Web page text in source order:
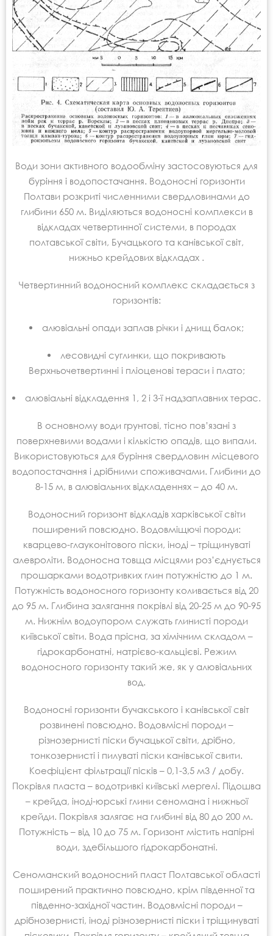
Води зони активного водообміну застосовуються для
буріння і водопостачання. Водоносні горизонти
Полтави розкриті численними свердловинами до
глибини 650 м. Виділяються водоносні комплекси в
відкладах четвертинної системи, в породах
полтавської світи, Бучацького та канівської світ,
нижньо крейдових відкладах .
Четвертинний водоносний комплекс складається з
горизонтів:
алювіальні опади заплав річки і днищ балок;
лесовидні суглинки, що покривають
Верхньочетвертинні і пліоценові тераси і плато;
алювіальні відкладення 1, 2 і 3-ї надзаплавних терас.
В основному води грунтові, тісно пов’язані з
поверхневими водами і кількістю опадів, що випали.
Використовуються для буріння свердловин місцевого
водопостачання і дрібними споживачами. Глибини до
8-15 м, в алювіальних відкладеннях – до 40 м.
Водоносний горизонт відкладів харківської світи
поширений повсюдно. Водовміщючі породи:
кварцево-глауконітового піски, іноді – тріщинуваті
алевроліти. Водоносна товща місцями роз’єднується
прошарками водотривких глин потужністю до 1 м.
Потужність водоносного горизонту коливається від 20
до 95 м. Глибина залягання покрівлі від 20-25 м до 90-95
м. Нижнім водоупором служать глинисті породи
київської світи. Вода прісна, за хімічним складом –
гідрокарбонатні, натрієво-кальцієві. Режим
водоносного горизонту такий же, як у алювіальних
вод.
Водоносні горизонти бучакського і канівської світ
розвинені повсюдно. Водовмісні породи –
різнозернисті піски бучацької світи, дрібно,
тонкозернисті і пилуваті піски канівської свити.
Коефіцієнт фільтрації пісків – 0,1-3,5 м3 / добу.
Покрівля пласта – водотривкі київські мергелі. Підошва
– крейда, іноді-юрські глини сеномана і нижньої
крейди. Покрівля залягає на глибині від 80 до 200 м.
Потужність – від 10 до 75 м. Горизонт містить напірні
води, здебільшого гідрокарбонатні.
Сеноманский водоносний пласт Полтавської області
поширений практично повсюдно, крім південної та
південно-західної частин. Водовмісні породи –
дрібнозернисті, іноді різнозернисті піски і тріщинуваті